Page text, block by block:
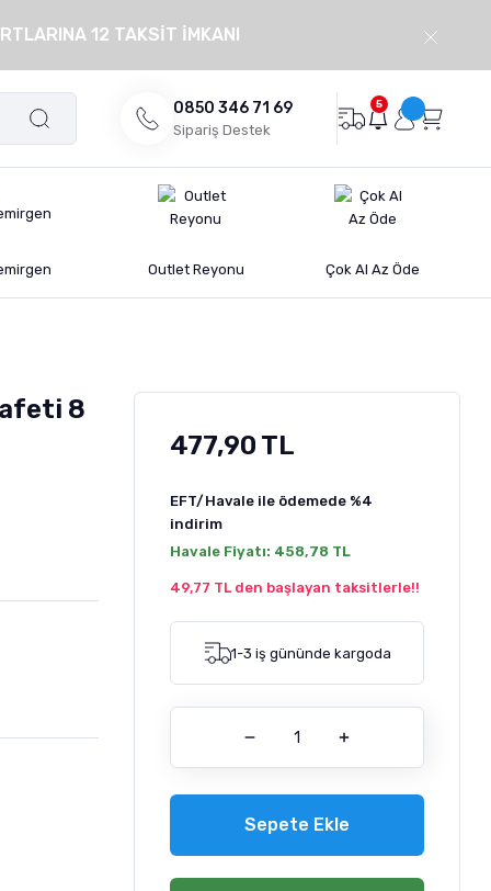
12 TAKSİT İMKANI
0850 346 71 69
Sipariş Destek
5
Outlet Reyonu Çok Al Az Öde
8
477,90 TL
EFT/Havale ile ödemede %4
indirim
Havale Fiyatı: 458,78 TL
49,77 TL den başlayan taksitlerle!!
1-3 iş gününde kargoda
Sepete Ekle